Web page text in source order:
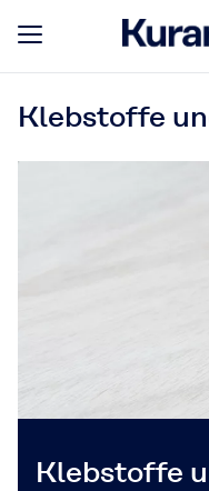
Klebstoffe
Klebstoffe